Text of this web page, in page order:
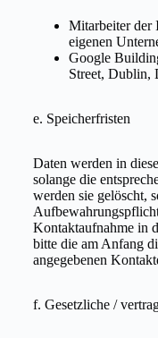
Mitarbeiter der
eigenen
Google
Street, Dublin,
e. Speicherfristen
Daten werden in
solange die
werden sie gelöscht,
Kontaktaufnahme in
bitte die am Anfang
angegebenen
f. Gesetzliche /